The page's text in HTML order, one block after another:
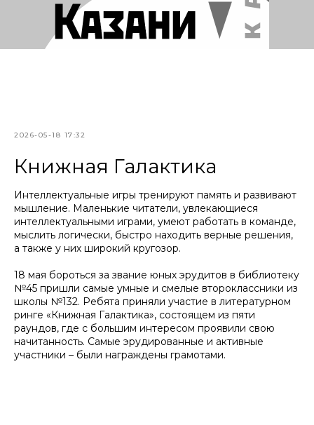
2026-05-18 17:32
Книжная Галактика
Интеллектуальные игры тренируют память и развивают
мышление. Маленькие читатели, увлекающиеся
интеллектуальными играми, умеют работать в команде,
мыслить логически, быстро находить верные решения,
а также у них широкий кругозор.
18 мая бороться за звание юных эрудитов в библиотеку
№45 пришли самые умные и смелые второклассники из
школы №132. Ребята приняли участие в литературном
ринге «Книжная Галактика», состоящем из пяти
раундов, где с большим интересом проявили свою
начитанность. Самые эрудированные и активные
участники – были награждены грамотами.